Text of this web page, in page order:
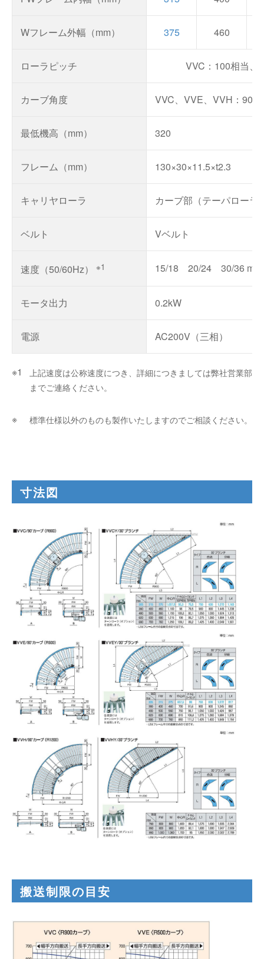
Wフレーム外幅（mm） 375 460
ローラピッチ VVC：100相当、
カーブ角度 VVC、VVE、VVH：90°
最低機高（mm） 320
フレーム（mm） 130×30×11.5×t2.3
キャリヤローラ カーブ部（テーパロー
ベルト Vベルト
速度（50/60Hz） ※1 15/18 20/24 30/36 m/
モータ出力 0.2kW
電源 AC200V（三相）
上記速度は公称速度につき、詳細につきましては弊社営業部
までご連絡ください。
標準仕様以外のものも製作いたしますのでご相談ください。
寸法図
搬送制限の目安